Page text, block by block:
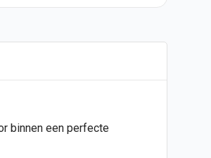
binnen een perfecte